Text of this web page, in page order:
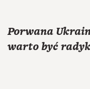
Porwana
warto być